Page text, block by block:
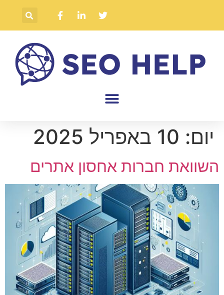
יום: 10 באפריל 2025
השוואת חברות אחסון אתרים